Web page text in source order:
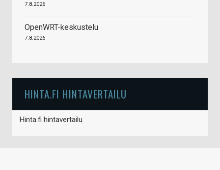
7.8.2026
OpenWRT-keskustelu
7.8.2026
HINTA.FI HINTAVERTAILU
Hinta.fi hintavertailu